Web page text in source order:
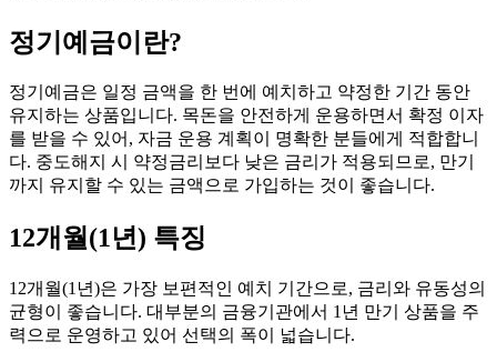
정기예금이란?
정기예금은 일정 금액을 한 번에 예치하고 약정한 기간 동안
유지하는 상품입니다. 목돈을 안전하게 운용하면서 확정 이자
를 받을 수 있어, 자금 운용 계획이 명확한 분들에게 적합합니
다. 중도해지 시 약정금리보다 낮은 금리가 적용되므로, 만기
까지 유지할 수 있는 금액으로 가입하는 것이 좋습니다.
12개월(1년) 특징
12개월(1년)은 가장 보편적인 예치 기간으로, 금리와 유동성의
균형이 좋습니다. 대부분의 금융기관에서 1년 만기 상품을 주
력으로 운영하고 있어 선택의 폭이 넓습니다.